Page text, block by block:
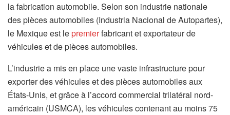
la fabrication automobile. Selon son industrie nationale
des pièces automobiles (Industria Nacional de Autopartes),
le Mexique est lepremierfabricant et exportateur de
véhicules et de pièces automobiles.
L’industrie a mis en place une vaste infrastructure pour
exporter des véhicules et des pièces automobiles aux
États-Unis, et grâce à l’accord commercial trilatéral nord-
américain (USMCA), les véhicules contenant au moins 75